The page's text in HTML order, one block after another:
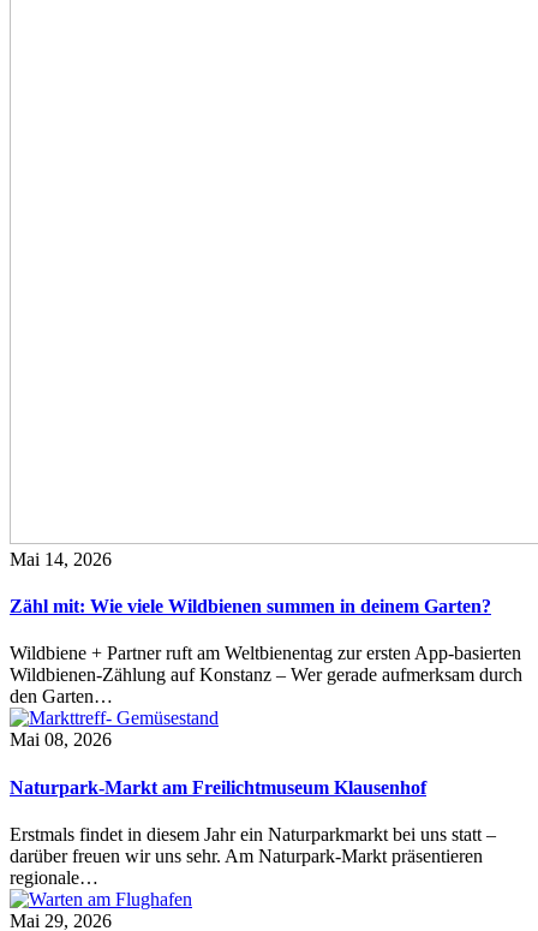
Mai 14, 2026
Zähl mit: Wie viele Wildbienen summen in deinem Garten?
Wildbiene + Partner ruft am Weltbienentag zur ersten App-basierten
Wildbienen-Zählung auf Konstanz – Wer gerade aufmerksam durch
den Garten…
Mai 08, 2026
Naturpark-Markt am Freilichtmuseum Klausenhof
Erstmals findet in diesem Jahr ein Naturparkmarkt bei uns statt –
darüber freuen wir uns sehr. Am Naturpark-Markt präsentieren
regionale…
Mai 29, 2026